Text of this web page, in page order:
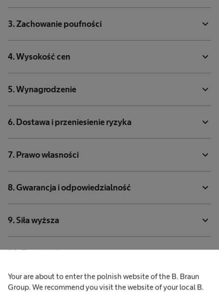
Your are about to enter the polnish website of the B. Braun
Group. We recommend you visit the website of your local B.
3. Zachowanie poufności expand_more
4. Wysokość cen expand_more
5. Wynagrodzenie expand_more
6. Dostawa i przeniesienie ryzyka expand_more
7. Prawo własności expand_more
8. Gwarancja i odpowiedzialność expand_more
9. Siła wyższa expand_more
10. Zgodność z normami expand_more
11. Inna sytuacja expand_more